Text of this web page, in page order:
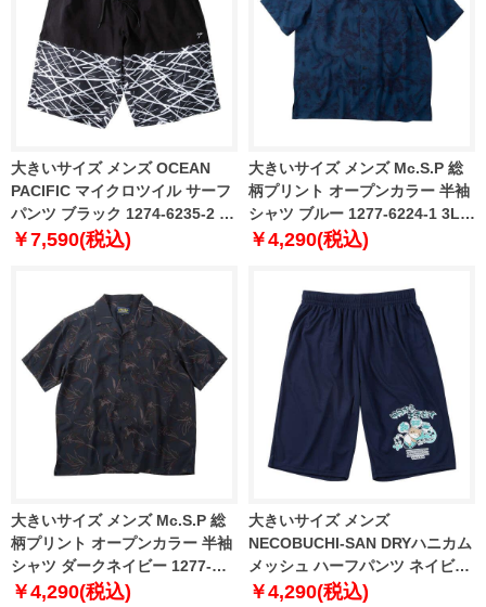
大きいサイズ メンズ OCEAN
PACIFIC マイクロツイル サーフ
パンツ ブラック 1274-6235-2 3L
4L 5L 6L
￥7,590(税込)
大きいサイズ メンズ Mc.S.P 総
柄プリント オープンカラー 半袖
シャツ ブルー 1277-6224-1 3L
4L 5L 6L 8L
￥4,290(税込)
大きいサイズ メンズ Mc.S.P 総
柄プリント オープンカラー 半袖
シャツ ダークネイビー 1277-
6224-2 3L 4L 5L 6L 8L
￥4,290(税込)
大きいサイズ メンズ
NECOBUCHI-SAN DRYハニカム
メッシュ ハーフパンツ ネイビー
1254-6220-1 3L 4L 5L 6L 8L
￥4,290(税込)